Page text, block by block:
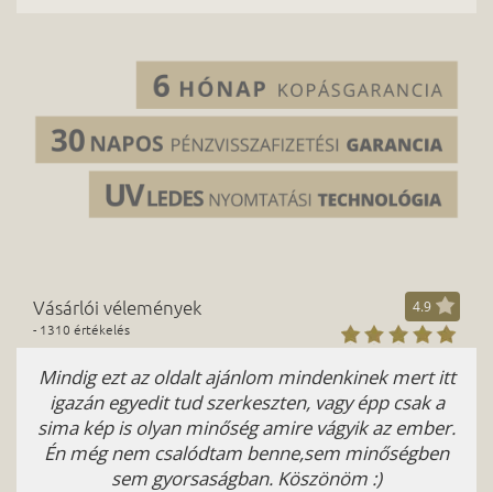
Vásárlói vélemények
- 1310 értékelés
4.9
Mindig ezt az oldalt ajánlom mindenkinek mert itt
igazán egyedit tud szerkeszten, vagy épp csak a
sima kép is olyan minőség amire vágyik az ember.
Én még nem csalódtam benne,sem minőségben
sem gyorsaságban. Köszönöm :)